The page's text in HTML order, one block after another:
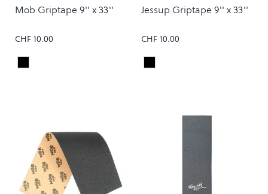
Mob Griptape 9'' x 33''
CHF 10.00
Colour
Black
Jessup Griptape 9'' x 33''
CHF 10.00
Colour
Black